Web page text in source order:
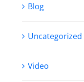
Blog
Uncategorized
Video